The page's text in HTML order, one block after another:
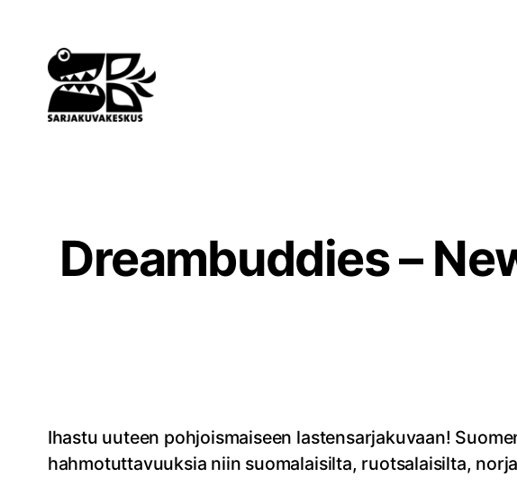
sisältöön
Dreambuddies –
Ihastu uuteen pohjoismaiseen lastensarjakuvaan!
hahmotuttavuuksia niin suomalaisilta, ruotsalaisilta,